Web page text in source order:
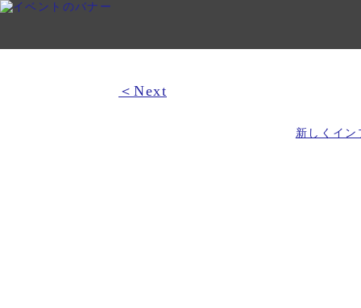
＜Next
新しくイ